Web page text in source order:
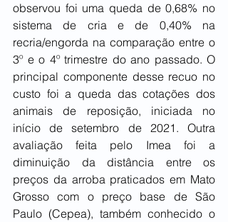
observou foi uma queda de 0,68% no
sistema de cria e de 0,40% na
recria/engorda na comparação entre o
3º e o 4º trimestre do ano passado. O
principal componente desse recuo no
custo foi a queda das cotações dos
animais de reposição, iniciada no
início de setembro de 2021. Outra
avaliação feita pelo Imea foi a
diminuição da distância entre os
preços da arroba praticados em Mato
Grosso com o preço base de São
Paulo (Cepea), também conhecido o